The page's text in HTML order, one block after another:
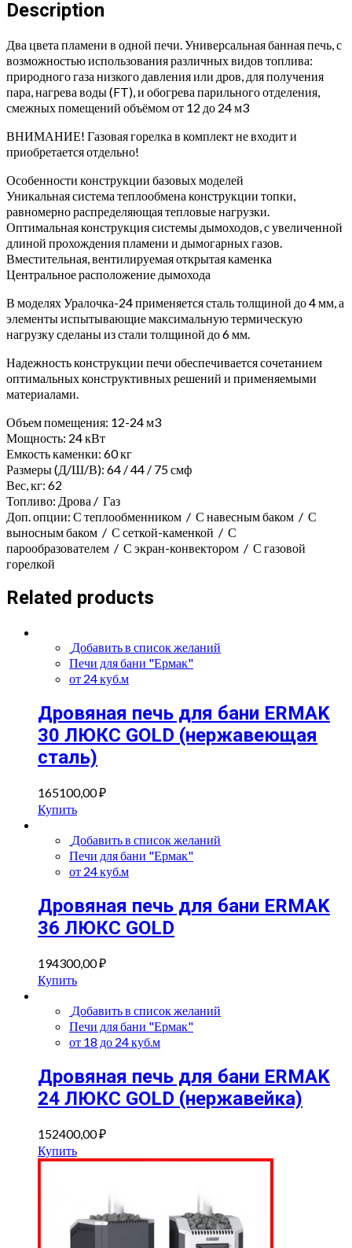
24
(сталь)
Description
Два цвета пламени в одной печи. Универсальная банная печь, с
возможностью использования различных видов топлива:
природного газа низкого давления или дров, для получения
пара, нагрева воды (FT), и обогрева парильного отделения,
смежных помещений объёмом от 12 до 24 м3
ВНИМАНИЕ! Газовая горелка в комплект не входит и
приобретается отдельно!
Особенности конструкции базовых моделей
Уникальная система теплообмена конструкции топки,
равномерно распределяющая тепловые нагрузки.
Оптимальная конструкция системы дымоходов, с увеличенной
длиной прохождения пламени и дымогарных газов.
Вместительная, вентилируемая открытая каменка
Центральное расположение дымохода
В моделях Уралочка-24 применяется сталь толщиной до 4 мм, а
элементы испытывающие максимальную термическую
нагрузку сделаны из стали толщиной до 6 мм.
Надежность конструкции печи обеспечивается сочетанием
оптимальных конструктивных решений и применяемыми
материалами.
Объем помещения: 12-24 м3
Мощность: 24 кВт
Емкость каменки: 60 кг
Размеры (Д/Ш/В): 64 / 44 / 75 смф
Вес, кг: 62
Топливо: Дрова / Газ
Доп. опции: С теплообменником / С навесным баком / С
выносным баком / С сеткой-каменкой / С
парообразователем / С экран-конвектором / С газовой
горелкой
Related products
Добавить в список желаний
Печи для бани "Ермак"
от 24 куб.м
Дровяная печь для бани ERMAK
30 ЛЮКС GOLD (нержавеющая
сталь)
165100,00₽
Купить
Добавить в список желаний
Печи для бани "Ермак"
от 24 куб.м
Дровяная печь для бани ERMAK
36 ЛЮКС GOLD
194300,00₽
Купить
Добавить в список желаний
Печи для бани "Ермак"
от 18 до 24 куб.м
Дровяная печь для бани ERMAK
24 ЛЮКС GOLD (нержавейка)
152400,00₽
Купить